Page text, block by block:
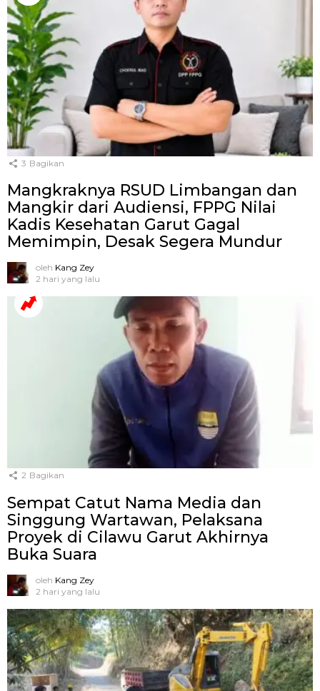
3 Bagikan
Mangkraknya RSUD Limbangan dan
Mangkir dari Audiensi, FPPG Nilai
Kadis Kesehatan Garut Gagal
Memimpin, Desak Segera Mundur
oleh Kang Zey
2 hari yang lalu
2 Bagikan
Sempat Catut Nama Media dan
Singgung Wartawan, Pelaksana
Proyek di Cilawu Garut Akhirnya
Buka Suara
oleh Kang Zey
2 hari yang lalu